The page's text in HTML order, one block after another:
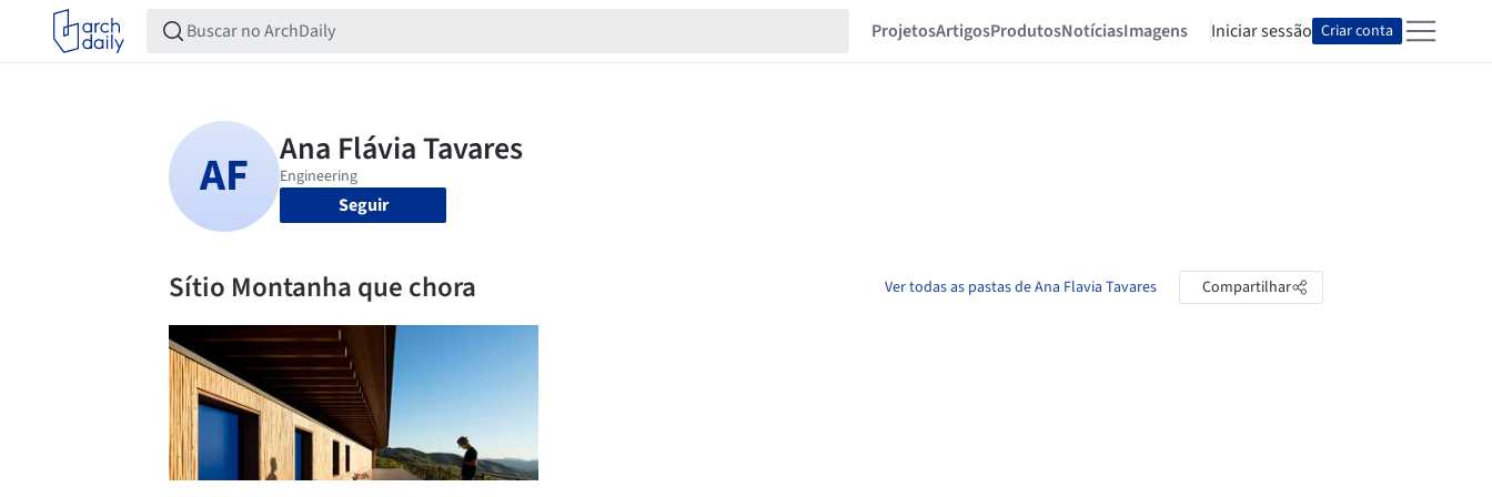
ProjetosArtigosProdutosNotíciasImagens Iniciar sessão Criar conta
Seguir
Sítio Montanha que chora Ver todas as pastas de Ana Flavia Tavares Compartilhar